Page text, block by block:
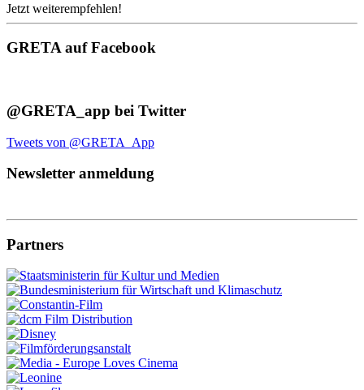
Jetzt weiterempfehlen!
GRETA auf Facebook
@GRETA_app bei Twitter
Tweets von @GRETA_App
Newsletter anmeldung
Partners